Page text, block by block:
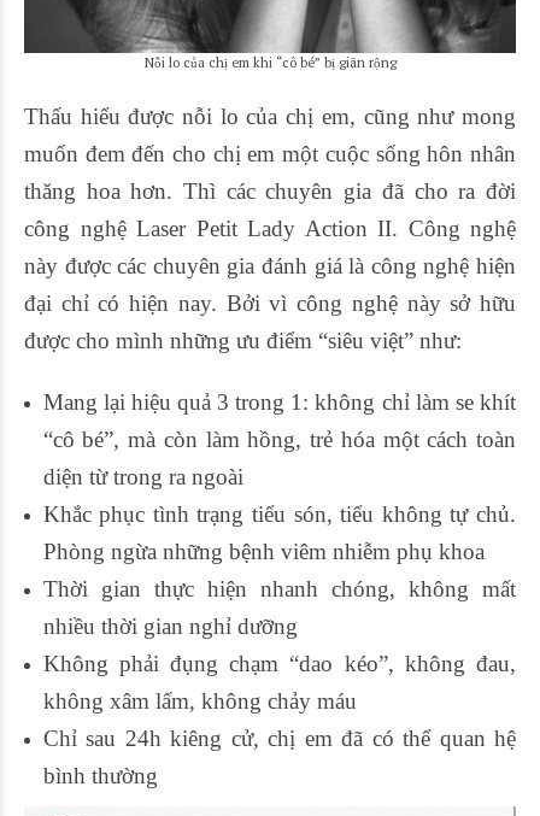
Nỗi lo của chị em khi “cô bé” bị giãn rộng
Thấu hiểu được nỗi lo của chị em, cũng như mong
muốn đem đến cho chị em một cuộc sống hôn nhân
thăng hoa hơn. Thì các chuyên gia đã cho ra đời
công nghệ Laser Petit Lady Action II. Công nghệ
này được các chuyên gia đánh giá là công nghệ hiện
đại chỉ có hiện nay. Bởi vì công nghệ này sở hữu
được cho mình những ưu điểm “siêu việt” như:
Mang lại hiệu quả 3 trong 1: không chỉ làm se khít
“cô bé”, mà còn làm hồng, trẻ hóa một cách toàn
diện từ trong ra ngoài
Khắc phục tình trạng tiểu són, tiểu không tự chủ.
Phòng ngừa những bệnh viêm nhiễm phụ khoa
Thời gian thực hiện nhanh chóng, không mất
nhiều thời gian nghỉ dưỡng
Không phải đụng chạm “dao kéo”, không đau,
không xâm lấm, không chảy máu
Chỉ sau 24h kiêng cử, chị em đã có thể quan hệ
bình thường